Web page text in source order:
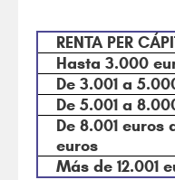
RENTA PER
Hasta 3.000
De 3.001 a
De 5.001 a
De 8.001 euros
euros
Más de 12.001